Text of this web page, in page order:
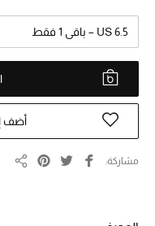
ما وصلنا حديثاً
الموسم الجديد
النساء
US 6.5 – باقي 1 فقط
أضف
مشاركة